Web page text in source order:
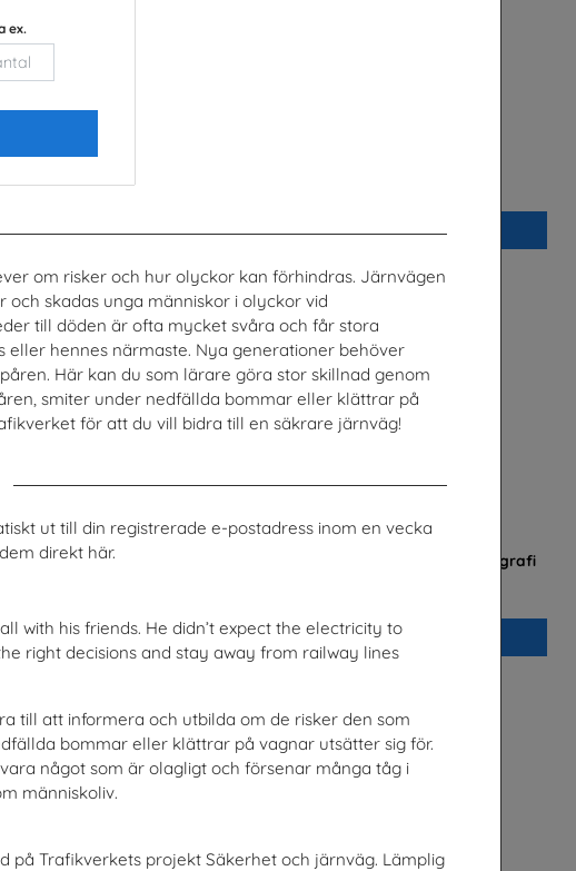
ex.
om risker och hur olyckor kan förhindras. Järnvägen
skadas unga människor i olyckor vid
till döden är ofta mycket svåra och får stora
hennes närmaste. Nya generationer behöver
Här kan du som lärare göra stor skillnad genom
smiter under nedfällda bommar eller klättrar på
för att du vill bidra till en säkrare järnväg!
ut till din registrerade e-postadress inom en vecka
direkt här.
with his friends. He didn’t expect the electricity to
right decisions and stay away from railway lines
till att informera och utbilda om de risker den som
bommar eller klättrar på vagnar utsätter sig för.
något som är olagligt och försenar många tåg i
människoliv.
på Trafikverkets projekt Säkerhet och järnväg. Lämplig
0kr Beställ 0kr
om hiv
0kr
Checklista för undervisning om pornografi
Beställ 0kr